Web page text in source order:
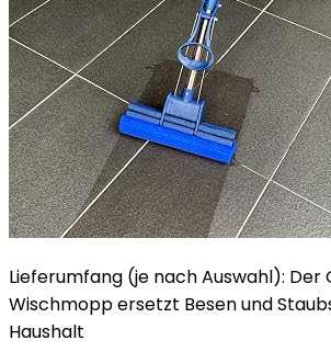
Lieferumfang (je nach Auswahl): Der
Wischmopp ersetzt Besen und
Haushalt